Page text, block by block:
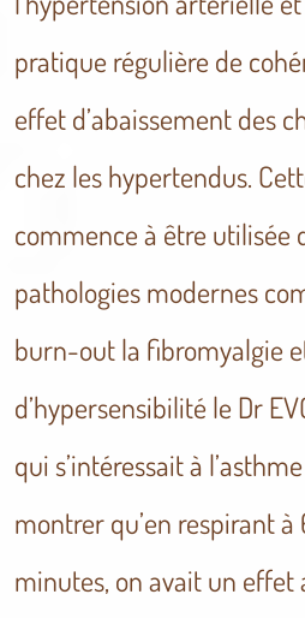
pratique régulière de
effet d’abaissement des
chez les hypertendus.
commence à être utilisée
pathologies modernes
burn-out la fibromyalgie
d’hypersensibilité le Dr
qui s’intéressait à
montrer qu’en respirant
minutes, on avait un